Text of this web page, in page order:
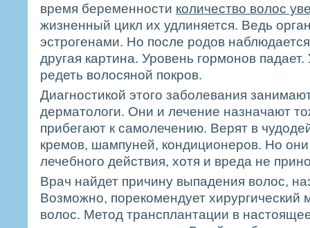
время беременности количество волос
жизненный цикл их удлиняется. Ведь
эстрогенами. Но после родов
другая картина. Уровень гормонов
редеть волосяной покров.
Диагностикой этого заболевания
дерматологи. Они и лечение назначают
прибегают к самолечению. Верят в
кремов, шампуней, кондиционеров. Но
лечебного действия, хотя и вреда не
Врач найдет причину выпадения волос,
Возможно, порекомендует хирургический
волос. Метод трансплантации в